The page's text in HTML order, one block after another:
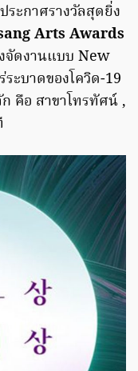
ระกาศรางวัลสุดยิ่ง
Arts Awards
จัดงานแบบ New
ะบาดของโควิด-19
คือ สาขาโทรทัศน์ ,